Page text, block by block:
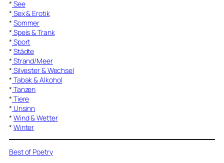
* See
* Sex & Erotik
* Sommer
* Speis & Trank
* Sport
* Städte
* Strand/Meer
* Silvester & Wechsel
* Tabak & Alkohol
* Tanzen
* Tiere
* Unsinn
* Wind & Wetter
* Winter
Best of Poetry